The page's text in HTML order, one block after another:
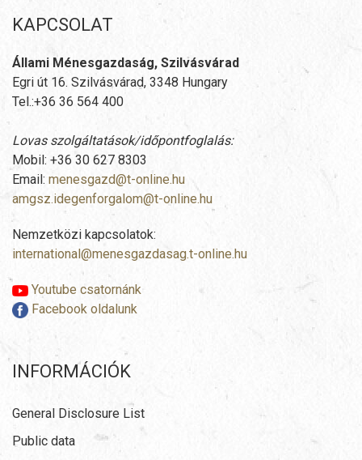
KAPCSOLAT
Állami Ménesgazdaság, Szilvásvárad
Egri út 16. Szilvásvárad, 3348 Hungary
Tel.:+36 36 564 400
Lovas szolgáltatások/időpontfoglalás:
Mobil: +36 30 627 8303
Email: menesgazd@t-online.hu
amgsz.idegenforgalom@t-online.hu
Nemzetközi kapcsolatok:
international@menesgazdasag.t-online.hu
Youtube csatornánk
Facebook oldalunk
INFORMÁCIÓK
General Disclosure List
Public data